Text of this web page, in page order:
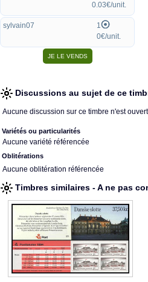
0.03€/unit.
sylvain07
1
0€/unit.
Discussions au sujet de ce
Aucune discussion sur ce timbre n'est
Variétés ou particularités
Aucune variété référencée
Oblitérations
Aucune oblitération référencée
Timbres similaires - A ne pas